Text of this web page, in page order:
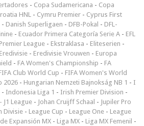
- Copa Sudamericana - Copa
HNL - Cymru Premier - Cyprus First
- Danish Superligaen - DFB-Pokal - DFL-
- Ecuador Primera Categoría Serie A - EFL
League - Ekstraklasa - Eliteserien -
Eredivisie - Eredivisie Vrouwen - Europa
- FA Women's Championship - FA
Club World Cup - FIFA Women's World
2026 - Hungarian Nemzeti Bajnokság NB 1 - I
- Indonesia Liga 1 - Irish Premier Division -
J1 League - Johan Cruijff Schaal - Jupiler Pro
Divisie - League Cup - League One - League
Expansión MX - Liga MX - Liga MX Femenil -